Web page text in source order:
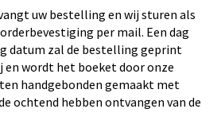
uw bestelling en wij sturen als
per mail. Een dag
datum zal de bestelling geprint
en wordt het boeket door onze
handgebonden gemaakt met
ochtend hebben ontvangen van de